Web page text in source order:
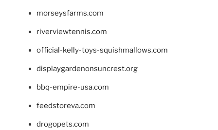
morseysfarms.com
riverviewtennis.com
official-kelly-toys-squishmallows.com
displaygardenonsuncrest.org
bbq-empire-usa.com
feedstoreva.com
drogopets.com